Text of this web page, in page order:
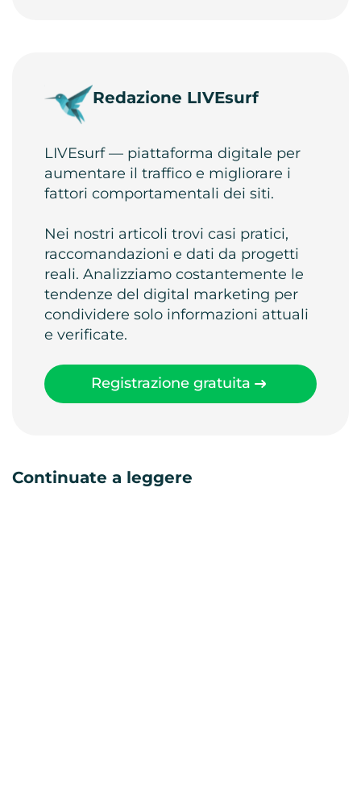
Redazione LIVEsurf
LIVEsurf — piattaforma digitale per
aumentare il traffico e migliorare i
fattori comportamentali dei siti.
Nei nostri articoli trovi casi pratici,
raccomandazioni e dati da progetti
reali. Analizziamo costantemente le
tendenze del digital marketing per
condividere solo informazioni attuali
e verificate.
Registrazione gratuita
Continuate a leggere